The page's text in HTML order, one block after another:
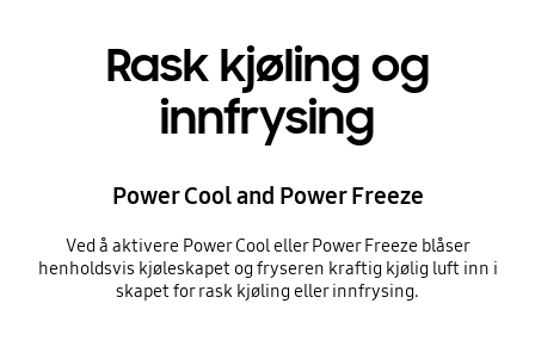
Rask kjøling og
innfrysing
Power Cool and Power Freeze
Ved å aktivere Power Cool eller Power Freeze blåser
henholdsvis kjøleskapet og fryseren kraftig kjølig luft inn i
skapet for rask kjøling eller innfrysing.